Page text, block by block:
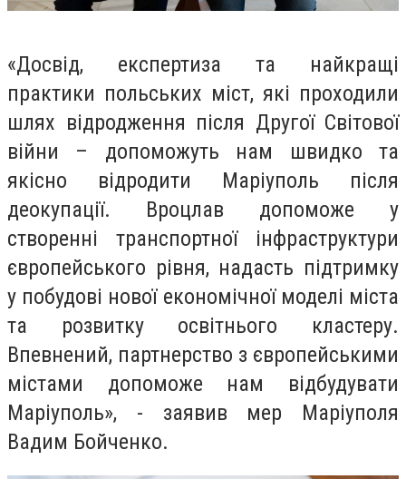
«Досвід, експертиза та найкращі
практики польських міст, які проходили
шлях відродження після Другої Світової
війни – допоможуть нам швидко та
якісно відродити Маріуполь після
деокупації. Вроцлав допоможе у
створенні транспортної інфраструктури
європейського рівня, надасть підтримку
у побудові нової економічної моделі міста
та розвитку освітнього кластеру.
Впевнений, партнерство з європейськими
містами допоможе нам відбудувати
Маріуполь», - заявив мер Маріуполя
Вадим Бойченко.